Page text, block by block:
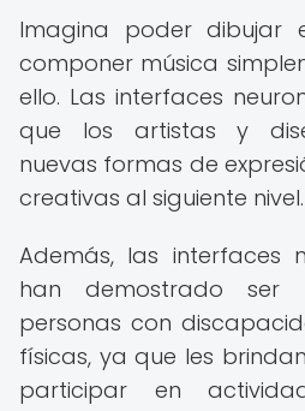
Imagina poder dibujar
componer música
ello. Las interfaces
que los artistas y
nuevas formas de
creativas al siguiente nivel.
Además, las interfaces
han demostrado ser
personas con
físicas, ya que les
participar en